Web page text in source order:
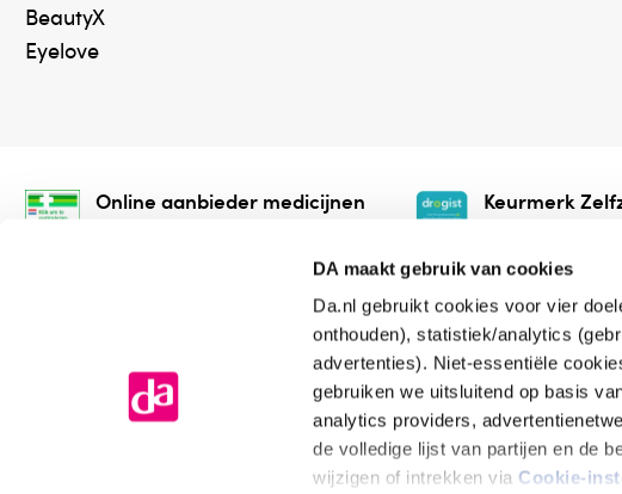
DA maakt gebruik van cookies
Da.nl gebruikt cookies voor vier
onthouden), statistiek/analytics
advertenties). Niet-essentiële
gebruiken we uitsluitend op basis
analytics providers,
de volledige lijst van partijen en de
wijzigen of intrekken via Cookie-
BeautyX
Eyelove
Online aanbieder medicijnen
onze webshop mag verkopen.
Keurmerk
online.
Algemene voorwaarden Cookieverklaring